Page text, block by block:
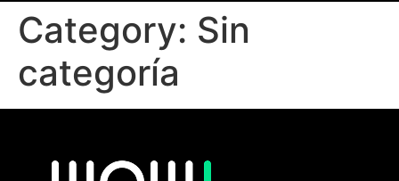
Category: Sin
categoría